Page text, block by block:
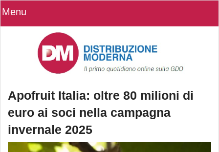
Menu
Apofruit Italia: oltre 80 milioni di
euro ai soci nella campagna
invernale 2025